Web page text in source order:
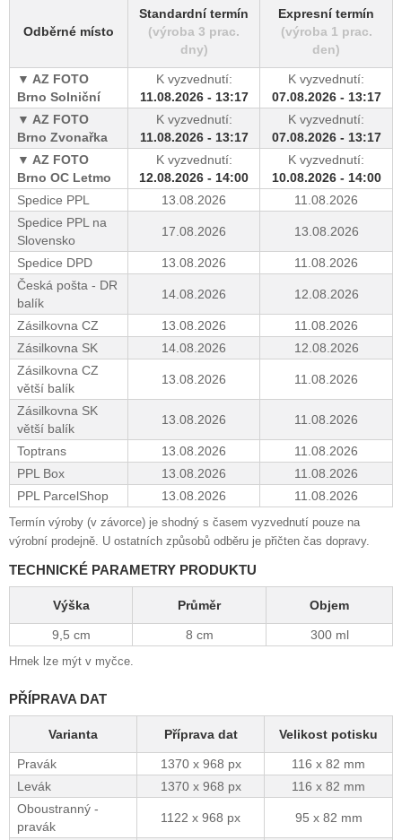
Odběrné místo
Standardní termín
(výroba 3 prac.
dny)
Expresní termín
(výroba 1 prac.
den)
AZ FOTO
Brno Solniční
K vyzvednutí:
11.08.2026 - 13:17
K vyzvednutí:
07.08.2026 - 13:17
AZ FOTO
Brno Zvonařka
K vyzvednutí:
11.08.2026 - 13:17
K vyzvednutí:
07.08.2026 - 13:17
AZ FOTO
Brno OC Letmo
K vyzvednutí:
12.08.2026 - 14:00
K vyzvednutí:
10.08.2026 - 14:00
Spedice PPL
13.08.2026
11.08.2026
Spedice PPL na
Slovensko
17.08.2026 13.08.2026
Spedice DPD 13.08.2026
11.08.2026
Česká pošta - DR
balík
14.08.2026 12.08.2026
Zásilkovna CZ 13.08.2026
11.08.2026
Zásilkovna SK
14.08.2026
12.08.2026
Zásilkovna CZ
větší balík
13.08.2026 11.08.2026
Zásilkovna SK
větší balík
13.08.2026 11.08.2026
Toptrans 13.08.2026
11.08.2026
PPL Box
13.08.2026
11.08.2026
PPL ParcelShop
13.08.2026 11.08.2026
Termín výroby (v závorce) je shodný s časem vyzvednutí pouze na
výrobní prodejně. U ostatních způsobů odběru je přičten čas dopravy.
TECHNICKÉ PARAMETRY PRODUKTU
Výška Průměr Objem
9,5 cm 8 cm 300 ml
Hrnek lze mýt v myčce.
PŘÍPRAVA DAT
Varianta Příprava dat Velikost potisku
Pravák 1370 x 968 px
116 x 82 mm
Levák
1370 x 968 px
116 x 82 mm
Oboustranný -
pravák
1122 x 968 px 95 x 82 mm